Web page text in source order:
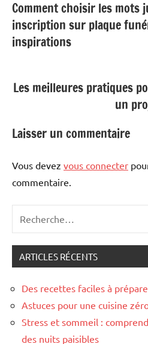
de
l’article
Comment choisir les mots
inscription sur plaque
inspirations
Les meilleures pratiques
un
Laisser un commentaire
Vous devez vous connecter
commentaire.
:
ARTICLES RÉCENTS
Des recettes faciles à
Astuces pour une cuisine
Stress et sommeil :
des nuits paisibles